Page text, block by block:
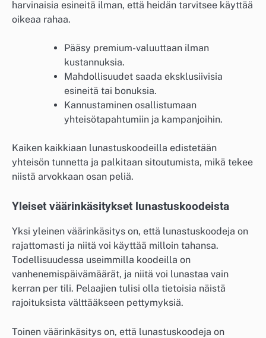
harvinaisia esineitä ilman, että heidän tarvitsee käyttää
oikeaa rahaa.
Pääsy premium-valuuttaan ilman
kustannuksia.
Mahdollisuudet saada eksklusiivisia
esineitä tai bonuksia.
Kannustaminen osallistumaan
yhteisötapahtumiin ja kampanjoihin.
Kaiken kaikkiaan lunastuskoodeilla edistetään
yhteisön tunnetta ja palkitaan sitoutumista, mikä tekee
niistä arvokkaan osan peliä.
Yleiset väärinkäsitykset lunastuskoodeista
Yksi yleinen väärinkäsitys on, että lunastuskoodeja on
rajattomasti ja niitä voi käyttää milloin tahansa.
Todellisuudessa useimmilla koodeilla on
vanhenemispäivämäärät, ja niitä voi lunastaa vain
kerran per tili. Pelaajien tulisi olla tietoisia näistä
rajoituksista välttääkseen pettymyksiä.
Toinen väärinkäsitys on, että lunastuskoodeja on